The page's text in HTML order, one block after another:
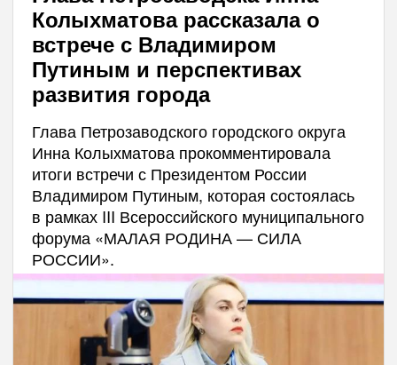
Колыхматова рассказала о
встрече с Владимиром
Путиным и перспективах
развития города
Глава Петрозаводского городского округа
Инна Колыхматова прокомментировала
итоги встречи с Президентом России
Владимиром Путиным, которая состоялась
в рамках III Всероссийского муниципального
форума «МАЛАЯ РОДИНА — СИЛА
РОССИИ».